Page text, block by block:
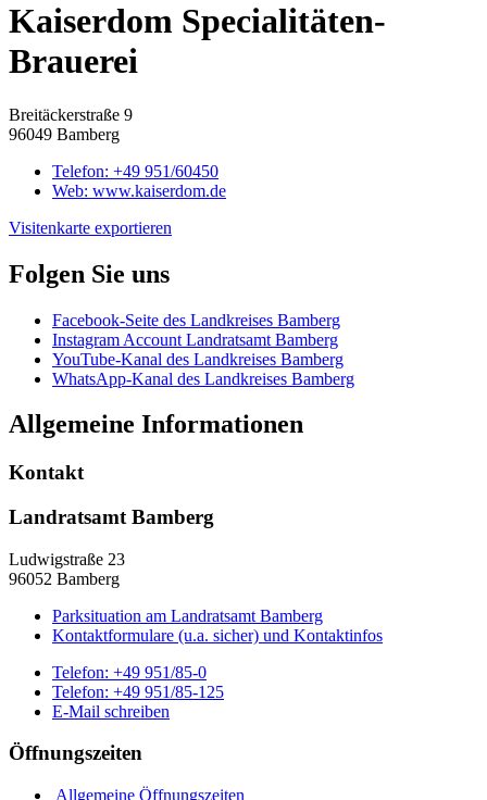
Kaiserdom Specialitäten-
Brauerei
Breitäckerstraße 9
96049 Bamberg
Telefon: +49 951/60450
Web: www.kaiserdom.de
Visitenkarte exportieren
Folgen Sie uns
Facebook-Seite des Landkreises Bamberg
Instagram Account Landratsamt Bamberg
YouTube-Kanal des Landkreises Bamberg
WhatsApp-Kanal des Landkreises Bamberg
Allgemeine Informationen
Kontakt
Landratsamt Bamberg
Ludwigstraße 23
96052 Bamberg
Parksituation am Landratsamt Bamberg
Kontaktformulare (u.a. sicher) und Kontaktinfos
Telefon: +49 951/85-0
Telefon: +49 951/85-125
E-Mail schreiben
Öffnungszeiten
Allgemeine Öffnungszeiten